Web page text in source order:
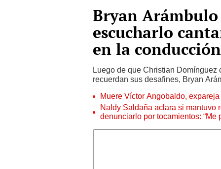
Bryan
escucharlo
en la
Luego de que Christian Domínguez
recuerdan sus desafines, Bryan
Muere Víctor Angobaldo,
Naldy Saldaña aclara si mantuvo
denunciarlo por tocamientos: “Me